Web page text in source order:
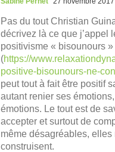
Pas du tout Christian
décrivez là ce que j’appel
positivisme « bisounours »
(https://
positive-bisounours-ne-
peut tout à fait être positif
autant renier ses
émotions. Le tout est de
accepter et surtout de
même désagréables, elles
construisent.